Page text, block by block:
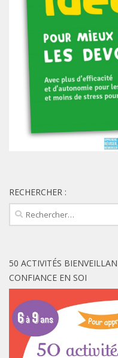
RECHERCHER :
Rechercher :
50 ACTIVITÉS
CONFIANCE EN SOI